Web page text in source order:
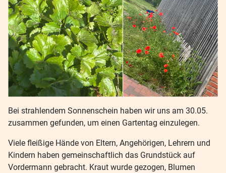
Bei strahlendem Sonnenschein haben wir uns am 30.05.
zusammen gefunden, um einen Gartentag einzulegen.
Viele fleißige Hände von Eltern, Angehörigen, Lehrern und
Kindern haben gemeinschaftlich das Grundstück auf
Vordermann gebracht. Kraut wurde gezogen, Blumen